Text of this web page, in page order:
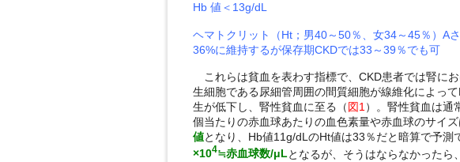
Hb 値＜13g/dL
ヘマトクリット（Ht；男40～50％、女34～45％）A
36%に維持するが保存期CKDでは33～39％でも可
これらは貧血を表わす指標で、CKD患者では腎に
生細胞である尿細管周囲の間質細胞が線維化によっ
生が低下し、腎性貧血に至る（図1 ）。腎性貧血は通
個当たりの赤血球あたりの血色素量や赤血球のサイズ
値となり、Hb値11g/dLのHt値は33％だと暗算で予測
×104≒赤血球数/μLとなるが、そうはならなかったら